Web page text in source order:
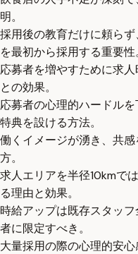
明。
採用後の教育だけに頼ら
を最初から採用する重要性
応募者を増やすために求
との効果。
応募者の心理的ハードル
特典を設ける方法。
働くイメージが湧き、共
方。
求人エリアを半径10kmで
る理由と効果。
時給アップは既存スタッ
者に限定すべき。
大量採用の際の心理的安心